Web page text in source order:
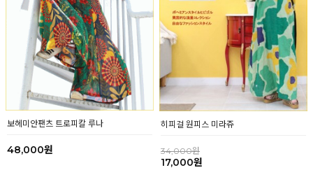
보헤미안팬츠 트로피칼 루나
48,000원
히피걸 원피스 미라쥬
34,000원
17,000원